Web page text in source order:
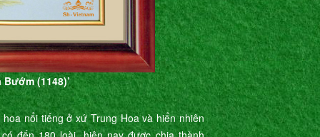
(1148)’
nổi tiếng ở xứ Trung Hoa và hiển nhiên